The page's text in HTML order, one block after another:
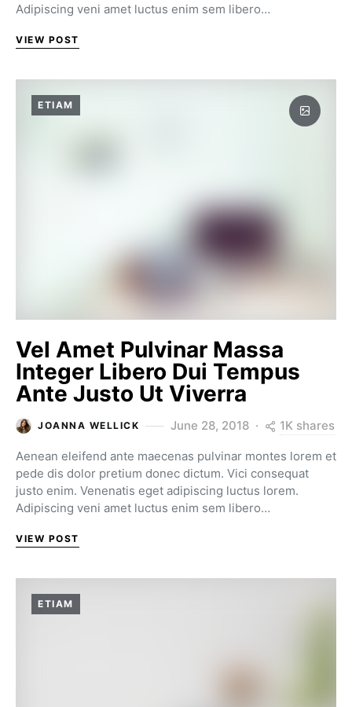
Adipiscing veni amet luctus enim sem libero…
VIEW POST
ETIAM
Vel Amet Pulvinar Massa
Integer Libero Dui Tempus
Ante Justo Ut Viverra
JOANNA WELLICK June 28, 2018 1K shares
Aenean eleifend ante maecenas pulvinar montes lorem et
pede dis dolor pretium donec dictum. Vici consequat
justo enim. Venenatis eget adipiscing luctus lorem.
Adipiscing veni amet luctus enim sem libero…
VIEW POST
ETIAM